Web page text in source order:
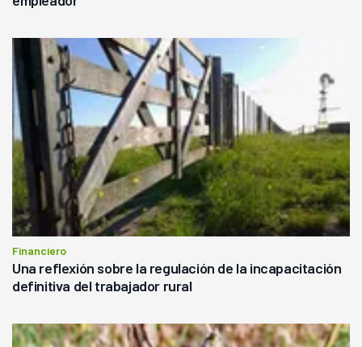
Financiero
Una reflexión sobre la regulación de la incapacitación
definitiva del trabajador rural